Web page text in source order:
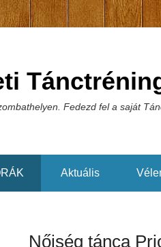
Fedezd fel a saját
Aktuális
Nőiség tánca